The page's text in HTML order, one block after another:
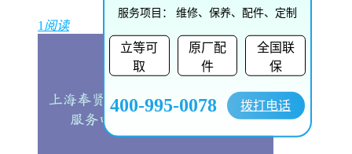
1 阅读
服务项目： 维修、保养、配件、定制
立等可
取
原厂配
件
全国联
保
400-995-0078 拨打电话